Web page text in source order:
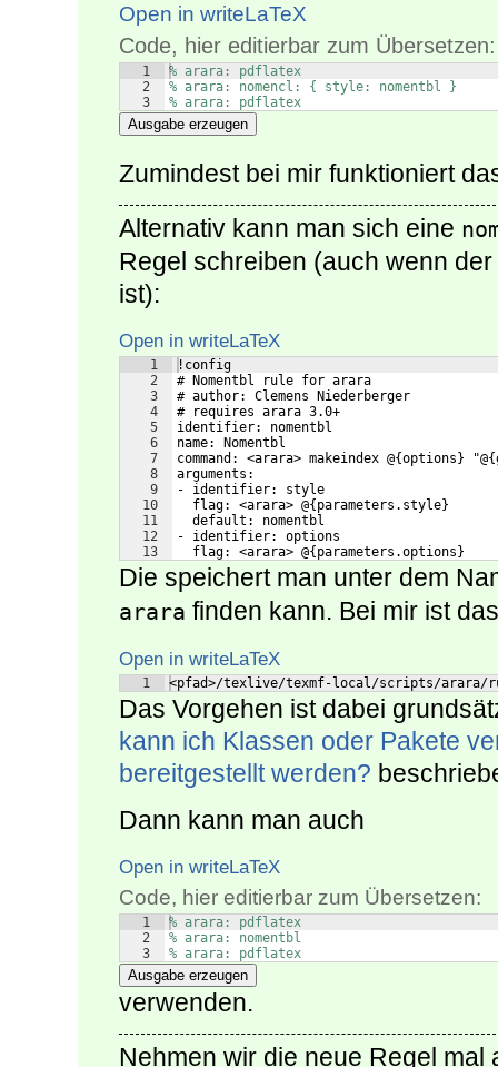
Open in writeLaTeX
Code, hier editierbar zum Übersetzen:
1
2
3
% arara: pdflatex
% arara: nomencl: { style: nomentbl }
% arara: pdflatex
Ausgabe erzeugen
Zumindest bei mir funktioniert
Alternativ kann man sich eine
Regel schreiben (auch wenn
ist):
Open in writeLaTeX
1
2
3
4
5
6
7
8
9
10
11
12
13
!config
# Nomentbl rule for arara
# author: Clemens Niederberger
# requires arara 3.0+
identifier: nomentbl
name: Nomentbl
command: <arara> makeindex
arguments:
- identifier: style
  flag: <arara> @{parameters.style}
  default: nomentbl
- identifier: options
  flag: <arara> @{parameters.options}
Die speichert man unter dem
arara finden kann. Bei mir ist
Open in writeLaTeX
1 <pfad>/texlive/texmf-local/scripts/arara/
Das Vorgehen ist dabei
kann ich Klassen oder Pakete
bereitgestellt werden?
Dann kann man auch
Open in writeLaTeX
Code, hier editierbar zum Übersetzen:
1
2
3
% arara: pdflatex
% arara: nomentbl
% arara: pdflatex
Ausgabe erzeugen
verwenden.
Nehmen wir die neue Regel mal